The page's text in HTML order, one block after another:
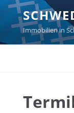
Zum
Inhalt
springenImmobilien in